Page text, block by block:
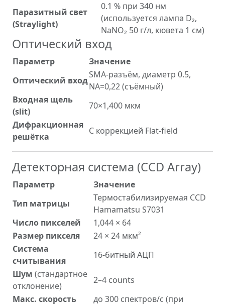
Паразитный свет
(Straylight)
0.1 % при 340 нм
(используется лампа D₂,
NaNO₂ 50 г/л, кювета 1 см)
Оптический вход
Параметр
Значение
Оптический вход
SMA-разъём, диаметр 0.5,
NA=0,22 (съёмный)
Входная щель
(slit)
70×1,400 мкм
Дифракционная
решётка
С коррекцией Flat-field
Детекторная система (CCD Array)
Параметр
Значение
Тип матрицы
Термостабилизируемая CCD
Hamamatsu S7031
Число пикселей
1,044 × 64
Размер пикселя
24 × 24 мкм²
Система
считывания
16-битный АЦП
Шум (стандартное
отклонение)
2–4 counts
Макс. скорость
до 300 спектров/с (при